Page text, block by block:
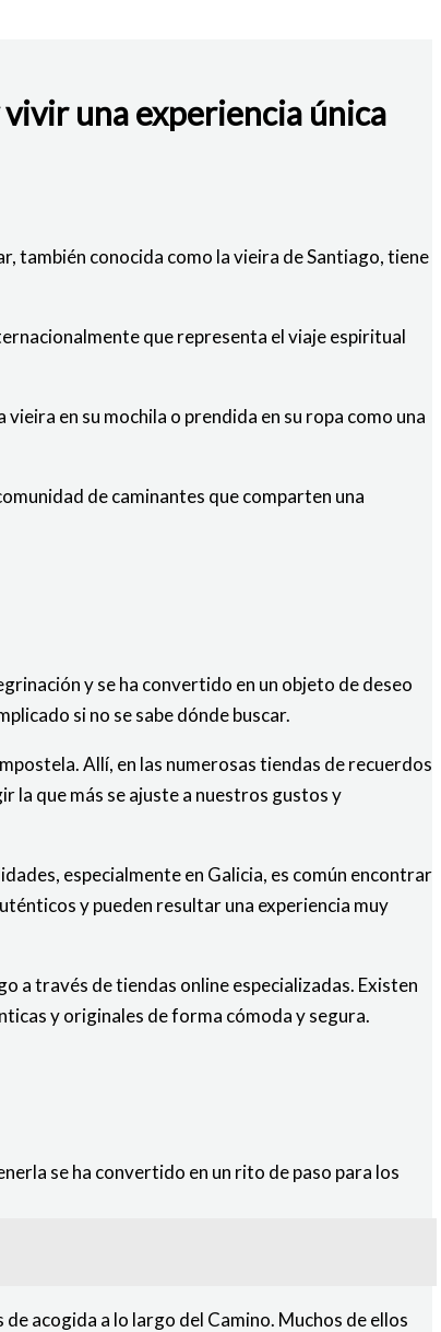
una experiencia única
también conocida como la vieira de Santiago, tiene
que representa el viaje espiritual
en su mochila o prendida en su ropa como una
de caminantes que comparten una
y se ha convertido en un objeto de deseo
si no se sabe dónde buscar.
Allí, en las numerosas tiendas de recuerdos
la que más se ajuste a nuestros gustos y
especialmente en Galicia, es común encontrar
y pueden resultar una experiencia muy
a través de tiendas online especializadas. Existen
y originales de forma cómoda y segura.
se ha convertido en un rito de paso para los
acogida a lo largo del Camino. Muchos de ellos